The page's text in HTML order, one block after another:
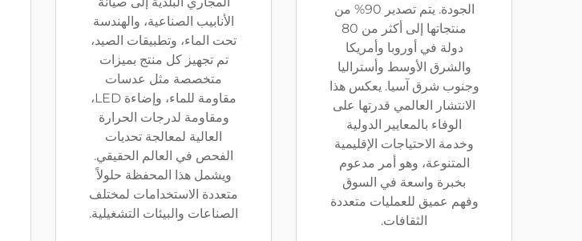
الجودة. يتم تصدير 90% من
منتجاتها إلى أكثر من 80
دولة في أوروبا وأمريكا
والشرق الأوسط وأستراليا
وجنوب شرق آسيا. يعكس هذا
الانتشار العالمي قدرتها على
الوفاء بالمعايير الدولية
وخدمة الاحتياجات الإقليمية
المتنوعة، وهو أمر مدعوم
بخبرة واسعة في السوق
وفهم عميق للعمليات متعددة
الثقافات.
الأنابيب الصناعية، والهندسة
تحت الماء، وتطبيقات الصيد،
تم تجهيز كل منتج بميزات
متخصصة مثل عدسات
مقاومة للماء، وإضاءة LED،
ومقاومة لدرجات الحرارة
العالية لمعالجة تحديات
الفحص في العالم الحقيقي.
ويشمل هذا المحفظة حلولاً
متعددة الاستخدامات لمختلف
الصناعات والبيئات التشغيلية.